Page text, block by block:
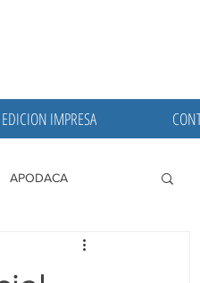
EDICION IMPRESA
APODACA